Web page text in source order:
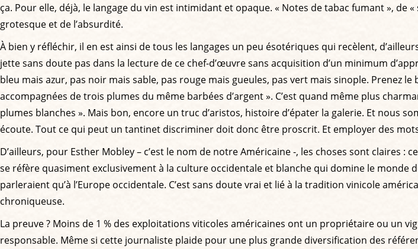
ça. Pour elle, déjà, le langage du vin est intimidant et opaque. « Notes de tabac fumant », de
grotesque et de l’absurdité.
À bien y réfléchir, il en est ainsi de tous les langages un peu ésotériques qui recèlent,
jette sans doute pas dans la lecture de ce chef-d’œuvre sans acquisition d’un minimum
bleu mais azur, pas noir mais sable, pas rouge mais gueules, pas vert mais sinople. Prenez
accompagnées de trois plumes du même barbées d’argent ». C’est quand même plus
plumes blanches ». Mais bon, encore un truc d’aristos, histoire d’épater la galerie. Et nous
écoute. Tout ce qui peut un tantinet discriminer doit donc être proscrit. Et employer des
D’ailleurs, pour Esther Mobley – c’est le nom de notre Américaine -, les choses sont claires
se réfère quasiment exclusivement à la culture occidentale et blanche qui domine le
parleraient qu’à l’Europe occidentale. C’est sans doute vrai et lié à la tradition vinicole
chroniqueuse.
La preuve ? Moins de 1 % des exploitations viticoles américaines ont un propriétaire ou un
responsable. Même si cette journaliste plaide pour une plus grande diversification des